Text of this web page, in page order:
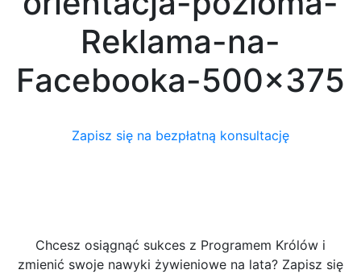
Reklama-na-
Facebooka-500×375
Zapisz się na bezpłatną konsultację
Chcesz osiągnąć sukces z Programem Królów i
zmienić swoje nawyki żywieniowe na lata? Zapisz się